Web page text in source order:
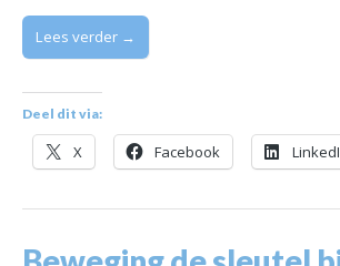
Lees verder →
Deel dit via:
X Facebook